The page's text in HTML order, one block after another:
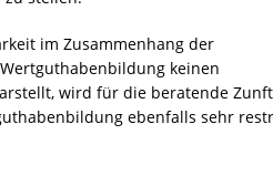
im Zusammenhang der
keinen
wird für die beratende
ebenfalls sehr